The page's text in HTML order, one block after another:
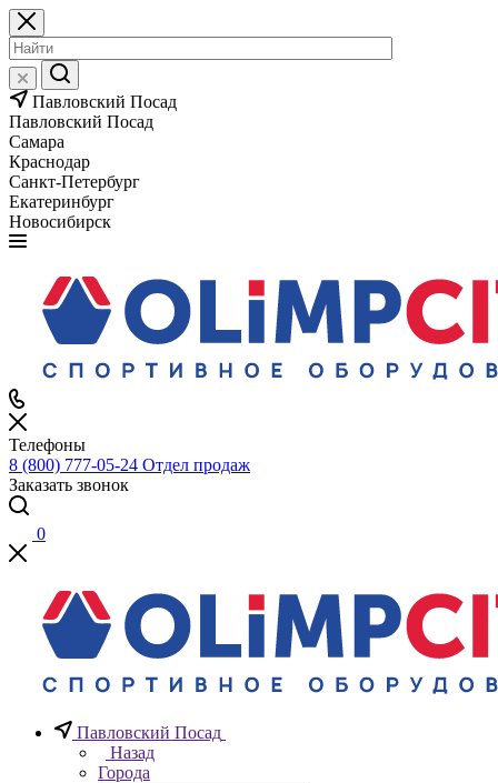
Павловский Посад
Павловский Посад
Самара
Краснодар
Санкт-Петербург
Екатеринбург
Новосибирск
Телефоны
8 (800) 777-05-24 Отдел продаж
Заказать звонок
0
Павловский Посад
Назад
Города